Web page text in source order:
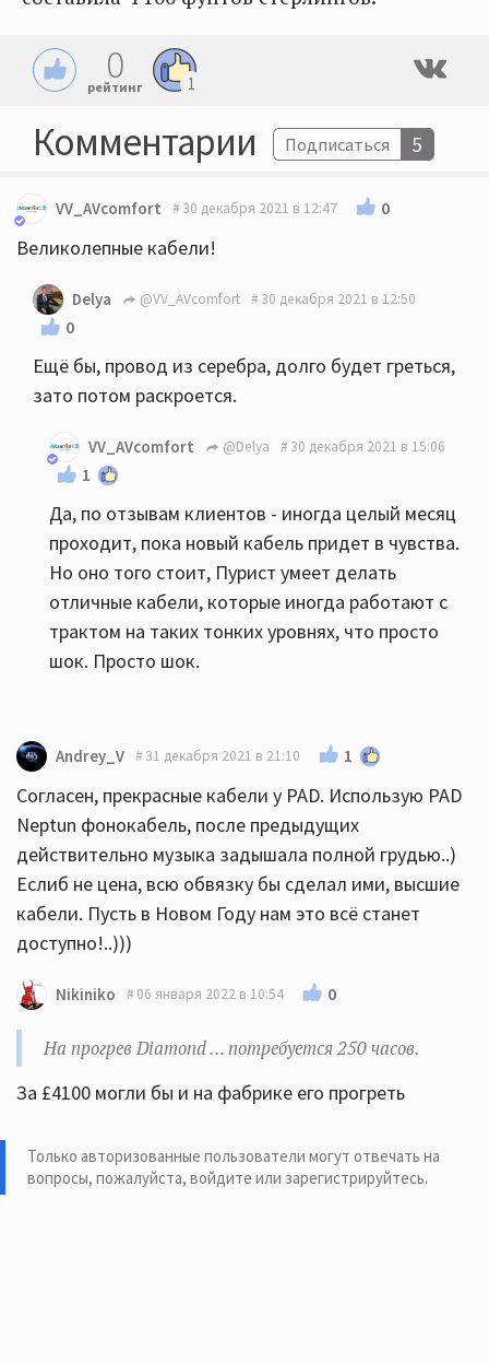
0
рейтинг 1
Комментарии Подписаться 5
VV_AVcomfort 30 декабря 2021 в 12:47 0
Великолепные кабели!
Delya @VV_AVcomfort 30 декабря 2021 в 12:50
0
Ещё бы, провод из серебра, долго будет греться,
зато потом раскроется.
VV_AVcomfort @Delya 30 декабря 2021 в 15:06
1
Да, по отзывам клиентов - иногда целый месяц
проходит, пока новый кабель придет в чувства.
Но оно того стоит, Пурист умеет делать
отличные кабели, которые иногда работают с
трактом на таких тонких уровнях, что просто
шок. Просто шок.
Andrey_V 31 декабря 2021 в 21:10 1
Согласен, прекрасные кабели у PAD. Использую PAD
Neptun фонокабель, после предыдущих
действительно музыка задышала полной грудью..)
Еслиб не цена, всю обвязку бы сделал ими, высшие
кабели. Пусть в Новом Году нам это всё станет
доступно!..)))
Nikiniko 06 января 2022 в 10:54 0
На прогрев Diamond … потребуется 250 часов.
За £4100 могли бы и на фабрике его прогреть
Только авторизованные пользователи могут отвечать на
вопросы, пожалуйста, войдите или зарегистрируйтесь.